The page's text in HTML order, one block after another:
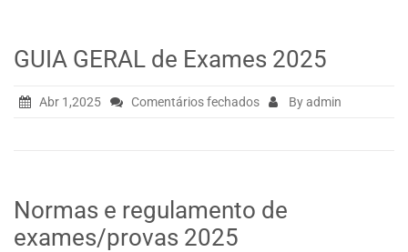
GUIA GERAL de Exames 2025
Abr 1,2025 Comentários fechadosem
By admin
Normas e regulamento de
exames/provas 2025